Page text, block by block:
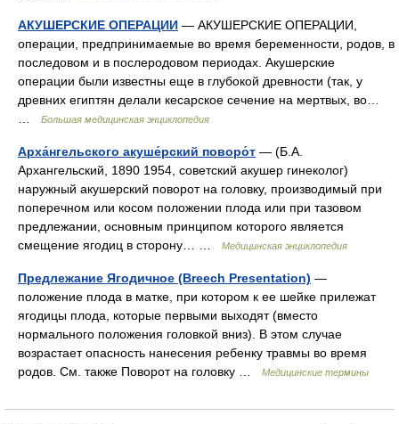
АКУШЕРСКИЕ ОПЕРАЦИИ — АКУШЕРСКИЕ ОПЕРАЦИИ,
операции, предпринимаемые во время беременности, родов, в
последовом и в послеродовом периодах. Акушерские
операции были известны еще в глубокой древности (так, у
древних египтян делали кесарское сечение на мертвых, во…
Большая медицинская энциклопедия
Арха́нгельского акуше́рский поворо́т — (Б.А.
Архангельский, 1890 1954, советский акушер гинеколог)
наружный акушерский поворот на головку, производимый при
поперечном или косом положении плода или при тазовом
предлежании, основным принципом которого является
смещение ягодиц в сторону… …
Медицинская энциклопедия
Предлежание Ягодичное (Breech Presentation) —
положение плода в матке, при котором к ее шейке прилежат
ягодицы плода, которые первыми выходят (вместо
нормального положения головкой вниз). В этом случае
возрастает опасность нанесения ребенку травмы во время
родов. См. также Поворот на головку …
Медицинские термины